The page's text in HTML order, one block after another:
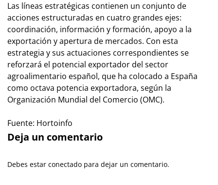
Las líneas estratégicas contienen un conjunto de
acciones estructuradas en cuatro grandes ejes:
coordinación, información y formación, apoyo a la
exportación y apertura de mercados. Con esta
estrategia y sus actuaciones correspondientes se
reforzará el potencial exportador del sector
agroalimentario español, que ha colocado a España
como octava potencia exportadora, según la
Organización Mundial del Comercio (OMC).
Fuente: Hortoinfo
Deja un comentario
Debes estar conectado para dejar un comentario.